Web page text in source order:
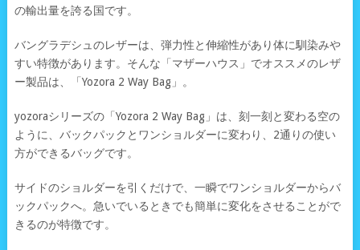
の輸出量を誇る国です。
バングラデシュのレザーは、弾力性と伸縮性があり体に馴染みや
すい特徴があります。そんな「マザーハウス」でオススメのレザ
ー製品は、「Yozora 2 Way Bag」。
yozoraシリーズの「Yozora 2 Way Bag」は、刻一刻と変わる空の
ように、バックパックとワンショルダーに変わり、2通りの使い
方ができるバッグです。
サイドのショルダーを引くだけで、一瞬でワンショルダーからバ
ックパックへ。急いでいるときでも簡単に変化をさせることがで
きるのが特徴です。